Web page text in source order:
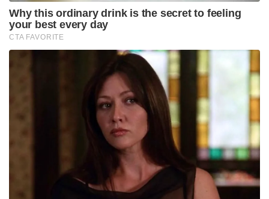
Why this ordinary drink is the secret to feeling
your best every day
CTA FAVORITE